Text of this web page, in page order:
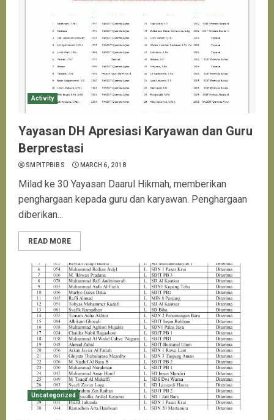
Activity
Yayasan DH Apresiasi Karyawan dan Guru
Berprestasi
SMPITPBIBS MARCH 6, 2018
Milad ke 30 Yayasan Daarul Hikmah, memberikan
penghargaan kepada guru dan karyawan. Penghargaan
diberikan...
READ MORE
Uncategorized